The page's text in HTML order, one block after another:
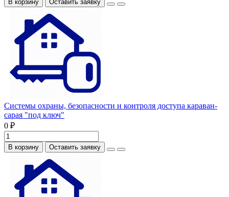
В корзину Оставить заявку
Системы охраны, безопасности и контроля доступа караван-
сарая "под ключ"
0 ₽
В корзину Оставить заявку